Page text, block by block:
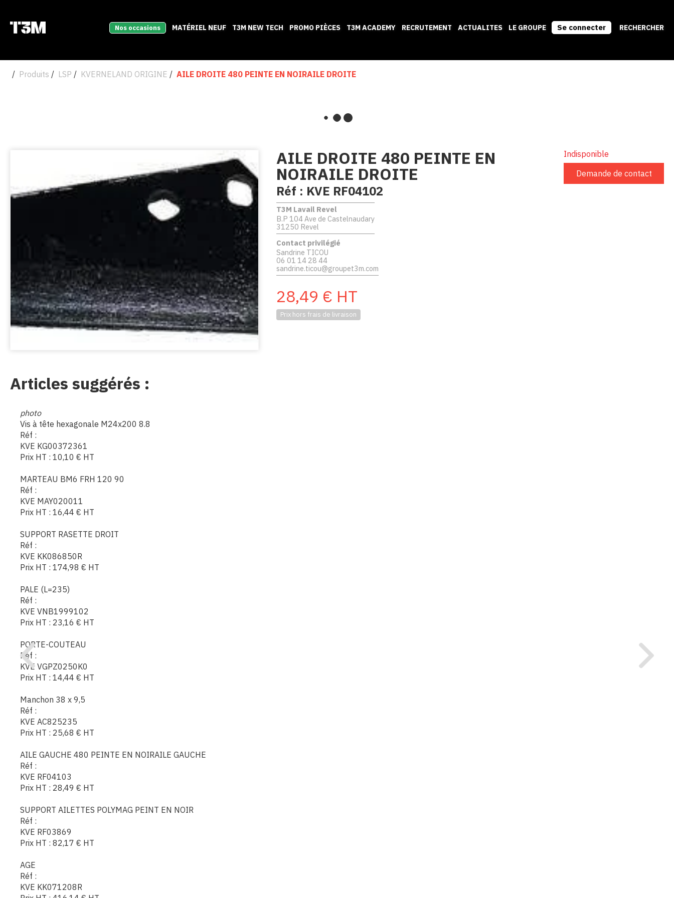
Nos occasions MATÉRIEL NEUF T3M NEW TECH PROMO PIÈCES T3M ACADEMY RECRUTEMENT ACTUALITES LE GROUPE Se connecter RECHERCHER
Produits LSP KVERNELAND ORIGINE AILE DROITE 480 PEINTE EN NOIRAILE DROITE
AILE DROITE 480 PEINTE EN
NOIRAILE DROITE
Réf : KVE RF04102
T3M Lavail Revel
B.P 104 Ave de Castelnaudary
31250 Revel
Contact privilégié
Sandrine TICOU
06 01 14 28 44
sandrine.ticou@groupet3m.com
28,49 € HT
Prix hors frais de livraison
Indisponible
Demande de contact
Articles suggérés :
photo
Vis à tête hexagonale M24x200 8.8
Réf :
KVE KG00372361
Prix HT : 10,10 € HT
MARTEAU BM6 FRH 120 90
Réf :
KVE MAY020011
Prix HT : 16,44 € HT
SUPPORT RASETTE DROIT
Réf :
KVE KK086850R
Prix HT : 174,98 € HT
PALE (L=235)
Réf :
KVE VNB1999102
Prix HT : 23,16 € HT
PORTE-COUTEAU
Réf :
KVE VGPZ0250K0
Prix HT : 14,44 € HT
Manchon 38 x 9,5
Réf :
KVE AC825235
Prix HT : 25,68 € HT
AILE GAUCHE 480 PEINTE EN NOIRAILE GAUCHE
Réf :
KVE RF04103
Prix HT : 28,49 € HT
SUPPORT AILETTES POLYMAG PEINT EN NOIR
Réf :
KVE RF03869
Prix HT : 82,17 € HT
AGE
Réf :
KVE KK071208R